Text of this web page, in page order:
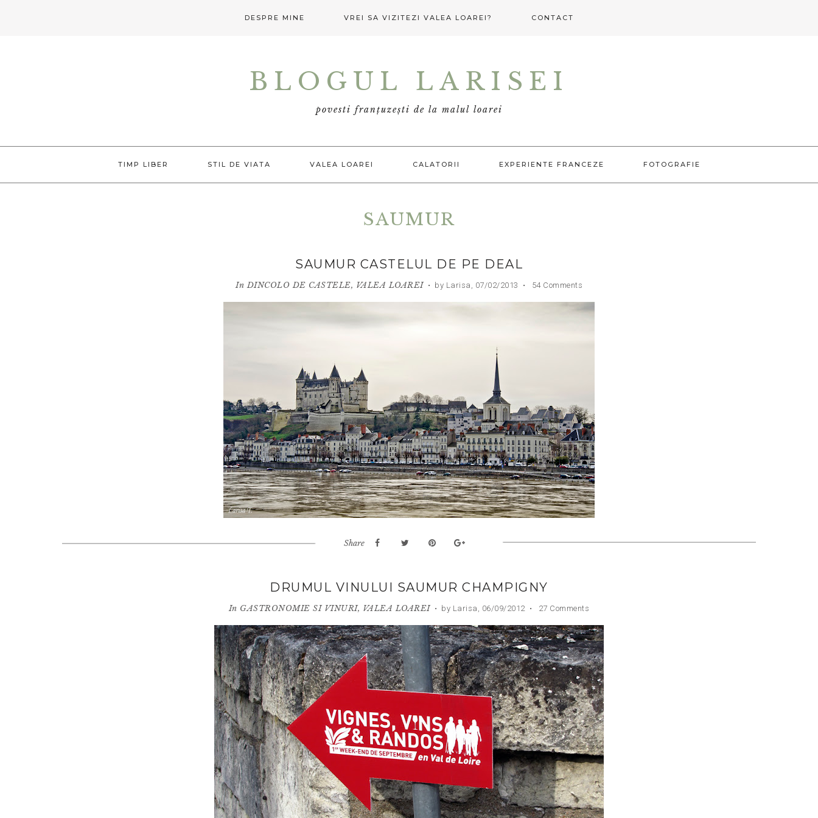
DESPRE MINE VREI SA VIZITEZI VALEA LOAREI? CONTACT
BLOGUL LARISEI
povesti franțuzești de la malul loarei
TIMP LIBER STIL DE VIATA VALEA LOAREI CALATORII EXPERIENTE FRANCEZE FOTOGRAFIE
SAUMUR
SAUMUR CASTELUL DE PE DEAL
InDINCOLO DE CASTELE, VALEA LOAREI• by Larisa, 07/02/2013 • 54 Comments
Share
DRUMUL VINULUI SAUMUR CHAMPIGNY
In GASTRONOMIE SI VINURI, VALEA LOAREI• by Larisa, 06/09/2012 • 27 Comments